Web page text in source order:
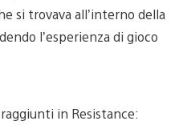
si trovava all’interno della
l’esperienza di gioco
in Resistance: